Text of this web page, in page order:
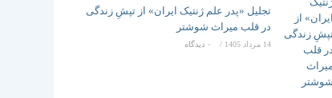
تجلیل «پدر علم ژنتیک ایران» از تپشِ زندگی
در قلب میراث شوشتر
14 مرداد 1405 / ۰ دیدگاه